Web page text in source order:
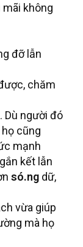
không
đỡ lẫn
chăm
Dù người đó
cũng
mạnh
kết lẫn
só.ng dữ,
vừa giúp
mà họ